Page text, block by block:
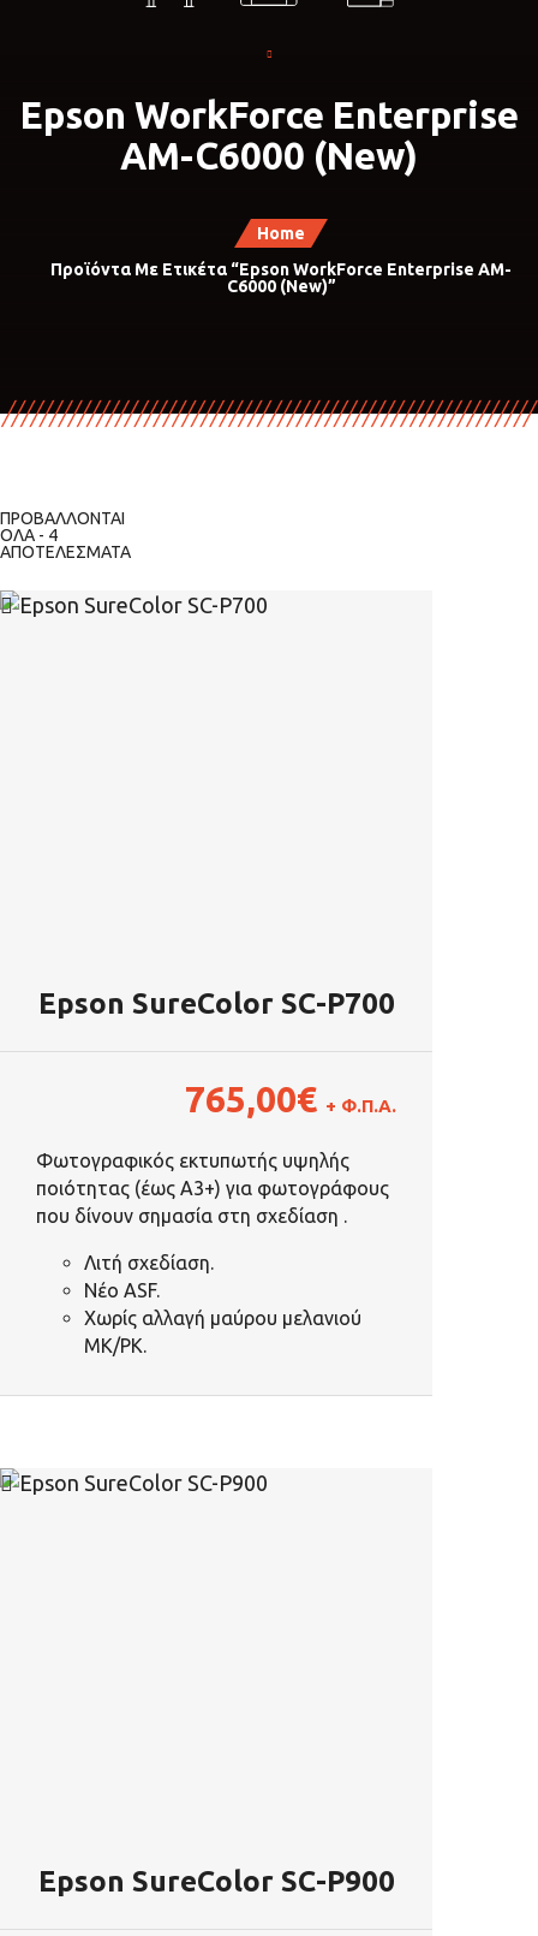
Epson WorkForce Enterprise
AM-C6000 (New)
Home
Προϊόντα Με Ετικέτα “Epson WorkForce Enterprise AM-
C6000 (New)”
ΠΡΟΒΆΛΛΟΝΤΑΙ
ΌΛΑ - 4
ΑΠΟΤΕΛΈΣΜΑΤΑ
Epson SureColor SC-P700
765,00€ + Φ.Π.Α.
Φωτογραφικός εκτυπωτής υψηλής
ποιότητας (έως A3+) για φωτογράφους
που δίνουν σημασία στη σχεδίαση .
Λιτή σχεδίαση.
Νέο ASF.
Χωρίς αλλαγή μαύρου μελανιού
MK/PK.
Epson SureColor SC-P900